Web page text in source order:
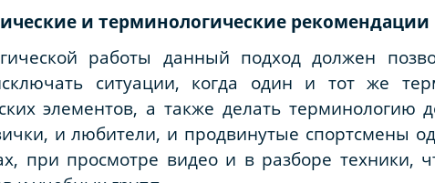
и терминологические рекомендации
работы данный подход должен
ситуации, когда один и тот же
элементов, а также делать терминологию
и любители, и продвинутые спортсмены
при просмотре видео и в разборе техники,